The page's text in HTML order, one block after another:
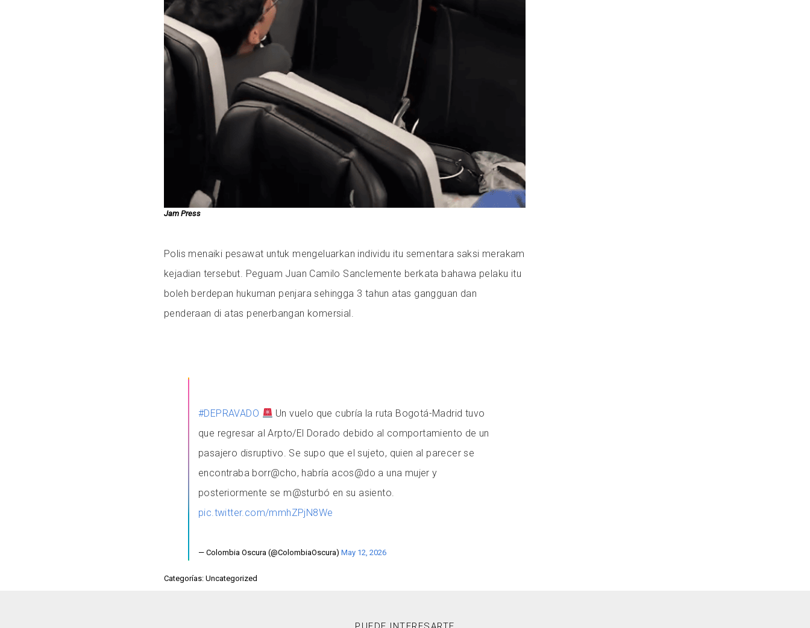
Jam Press
Polis menaiki pesawat untuk mengeluarkan individu itu sementara saksi merakam
kejadian tersebut. Peguam Juan Camilo Sanclemente berkata bahawa pelaku itu
boleh berdepan hukuman penjara sehingga 3 tahun atas gangguan dan
penderaan di atas penerbangan komersial.
#DEPRAVADO
Un vuelo que cubría la ruta Bogotá-Madrid tuvo
que regresar al Arpto/El Dorado debido al comportamiento de un
pasajero disruptivo. Se supo que el sujeto, quien al parecer se
encontraba borr@cho, habría acos@do a una mujer y
posteriormente se m@sturbó en su asiento.
pic.twitter.com/mmhZPjN8We
— Colombia Oscura (@ColombiaOscura) May 12, 2026
Categorías: Uncategorized